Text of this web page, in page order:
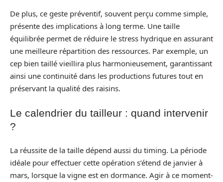
De plus, ce geste préventif, souvent perçu comme simple,
présente des implications à long terme. Une taille
équilibrée permet de réduire le stress hydrique en assurant
une meilleure répartition des ressources. Par exemple, un
cep bien taillé vieillira plus harmonieusement, garantissant
ainsi une continuité dans les productions futures tout en
préservant la qualité des raisins.
Le calendrier du tailleur : quand intervenir
?
La réussite de la taille dépend aussi du timing. La période
idéale pour effectuer cette opération s’étend de janvier à
mars, lorsque la vigne est en dormance. Agir à ce moment-